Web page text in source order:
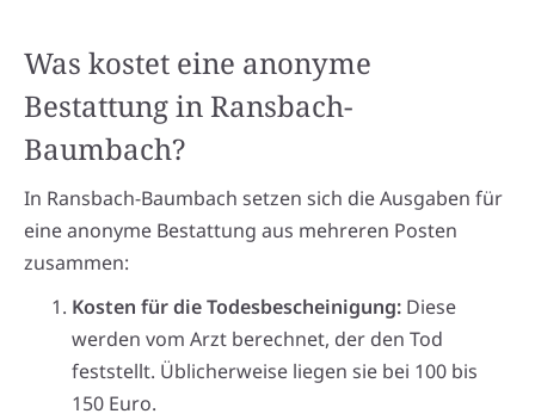
Was kostet eine anonyme
Bestattung in Ransbach-
Baumbach?
In Ransbach-Baumbach setzen sich die Ausgaben für
eine anonyme Bestattung aus mehreren Posten
zusammen:
Kosten für die Todesbescheinigung: Diese
werden vom Arzt berechnet, der den Tod
feststellt. Üblicherweise liegen sie bei 100 bis
150 Euro.